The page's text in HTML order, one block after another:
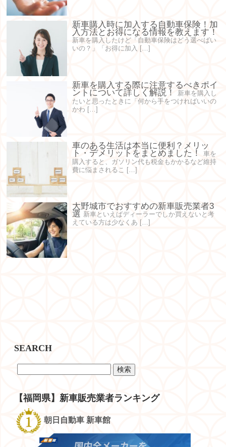
新車購入時に加入する自動車保険！加
入方法とお得になる情報を教えます！
新車を購入したけど「自動車保険はどう選べばい
いの？」「お得に加入 […]
新車を購入する際に注意するべきポイ
ントについて詳しく解説！
新車を購入し
たいと思ったときに「何から手をつければいいの
かわ […]
車のある生活は本当に便利？メリッ
ト・デメリットをまとめました！
車を
購入すると、ガソリン代も税金もかかるなど維持
費に悩まされるこ […]
大野城市でおすすめの新車販売業者3
選 新車といえばディーラーでしか買えないと考
えている方は少なくあ […]
SEARCH
【福岡県】新車販売業者ランキング
朝日自動車 新車館